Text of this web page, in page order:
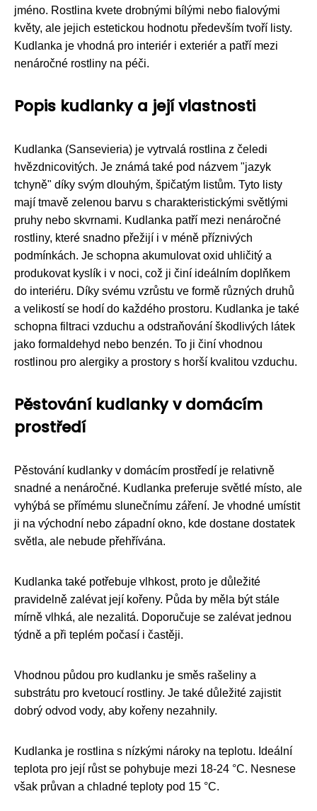
jméno. Rostlina kvete drobnými bílými nebo fialovými
květy, ale jejich estetickou hodnotu především tvoří listy.
Kudlanka je vhodná pro interiér i exteriér a patří mezi
nenáročné rostliny na péči.
Popis kudlanky a její vlastnosti
Kudlanka (Sansevieria) je vytrvalá rostlina z čeledi
hvězdnicovitých. Je známá také pod názvem "jazyk
tchyně" díky svým dlouhým, špičatým listům. Tyto listy
mají tmavě zelenou barvu s charakteristickými světlými
pruhy nebo skvrnami. Kudlanka patří mezi nenáročné
rostliny, které snadno přežijí i v méně příznivých
podmínkách. Je schopna akumulovat oxid uhličitý a
produkovat kyslík i v noci, což ji činí ideálním doplňkem
do interiéru. Díky svému vzrůstu ve formě různých druhů
a velikostí se hodí do každého prostoru. Kudlanka je také
schopna filtraci vzduchu a odstraňování škodlivých látek
jako formaldehyd nebo benzén. To ji činí vhodnou
rostlinou pro alergiky a prostory s horší kvalitou vzduchu.
Pěstování kudlanky v domácím
prostředí
Pěstování kudlanky v domácím prostředí je relativně
snadné a nenáročné. Kudlanka preferuje světlé místo, ale
vyhýbá se přímému slunečnímu záření. Je vhodné umístit
ji na východní nebo západní okno, kde dostane dostatek
světla, ale nebude přehřívána.
Kudlanka také potřebuje vlhkost, proto je důležité
pravidelně zalévat její kořeny. Půda by měla být stále
mírně vlhká, ale nezalitá. Doporučuje se zalévat jednou
týdně a při teplém počasí i častěji.
Vhodnou půdou pro kudlanku je směs rašeliny a
substrátu pro kvetoucí rostliny. Je také důležité zajistit
dobrý odvod vody, aby kořeny nezahnily.
Kudlanka je rostlina s nízkými nároky na teplotu. Ideální
teplota pro její růst se pohybuje mezi 18-24 °C. Nesnese
však průvan a chladné teploty pod 15 °C.